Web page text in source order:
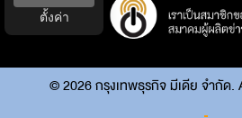
©2026กรุงเทพธุรกิจ มีเดีย จำกัด.
ตั้งค่า